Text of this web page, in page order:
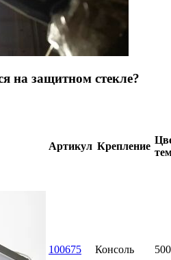
на защитном стекле?
Артикул Крепление
100675 Консоль